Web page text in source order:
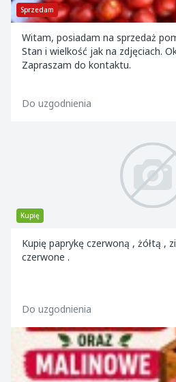
Sprzedam
Witam, posiadam na sprzedaż pomidora Lima z gruntu.
Stan i wielkość jak na zdjęciach. Okolice Sandomierza.
Zapraszam do kontaktu.
Do uzgodnienia
Kupię
Kupię paprykę czerwoną , żółtą , zieloną i pomidory
czerwone .
Do uzgodnienia